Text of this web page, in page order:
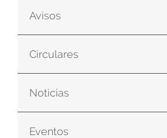
Avisos
Circulares
Noticias
Eventos